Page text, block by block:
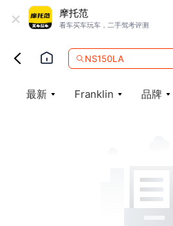
+ 摩托范
看车买车玩车，二手驾考评测
NS150LA
最新 Franklin 品牌